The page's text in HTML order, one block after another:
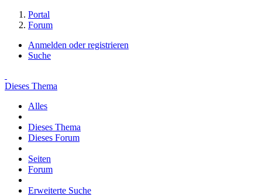
Portal
Forum
Anmelden oder registrieren
Suche
Dieses Thema
Alles
Dieses Thema
Dieses Forum
Seiten
Forum
Erweiterte Suche